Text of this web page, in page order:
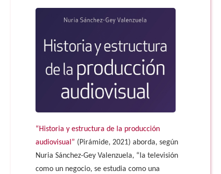
Doble Grado PER/CAV
“Historia y estructura de la producción
audiovisual” (Pirámide, 2021) aborda, según
Nuria Sánchez-Gey Valenzuela, “la televisión
como un negocio, se estudia como una